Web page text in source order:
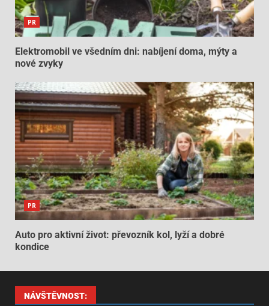
PR
Elektromobil ve všedním dni: nabíjení doma, mýty a
nové zvyky
PR
Auto pro aktivní život: převozník kol, lyží a dobré
kondice
NÁVŠTĚVNOST: